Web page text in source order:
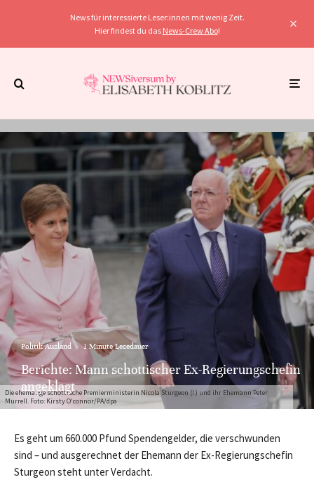
News für interessierte Leser:innen mit wenig Zeit.
Hier findest du das News-Crew Abo!
Die ehemalige schottische Premierministerin Nicola Sturgeon (l.) und ihr Ehemann Peter
Murrell. Foto: Kirsty O'connor/PA/dpa
Politik Ausland · 1 Minute Lesedauer
Berichte: Mann schottischer Ex-Regierungschefin
angeklagt
Es geht um 660.000 Pfund Spendengelder, die verschwunden
sind – und ausgerechnet der Ehemann der Ex-Regierungschefin
Sturgeon steht unter Verdacht.